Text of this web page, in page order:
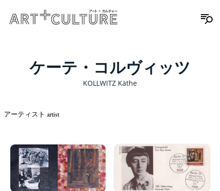
ケーテ・コルヴィッツ
KOLLWITZ Käthe
アーティスト artist